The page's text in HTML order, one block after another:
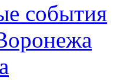
события